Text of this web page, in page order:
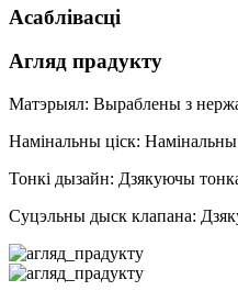
Асаблівасці
Агляд прадукту
Матэрыял: Выраблены з
Намінальны ціск: Намінальны
Тонкі дызайн: Дзякуючы
Суцэльны дыск клапана: